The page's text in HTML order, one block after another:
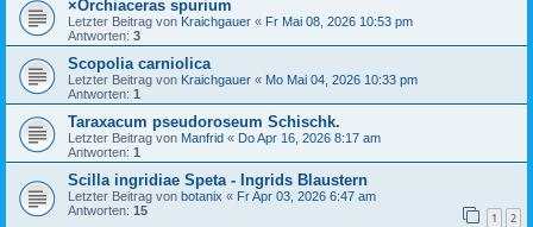
×Orchiaceras spurium
Letzter Beitrag von Kraichgauer « Fr Mai 08, 2026 10:53 pm
Antworten: 3
Scopolia carniolica
Letzter Beitrag von Kraichgauer « Mo Mai 04, 2026 10:33 pm
Antworten: 1
Taraxacum pseudoroseum Schischk.
Letzter Beitrag von Manfrid « Do Apr 16, 2026 8:17 am
Antworten: 1
Scilla ingridiae Speta - Ingrids Blaustern
Letzter Beitrag von botanix « Fr Apr 03, 2026 6:47 am
Antworten: 15 1 2